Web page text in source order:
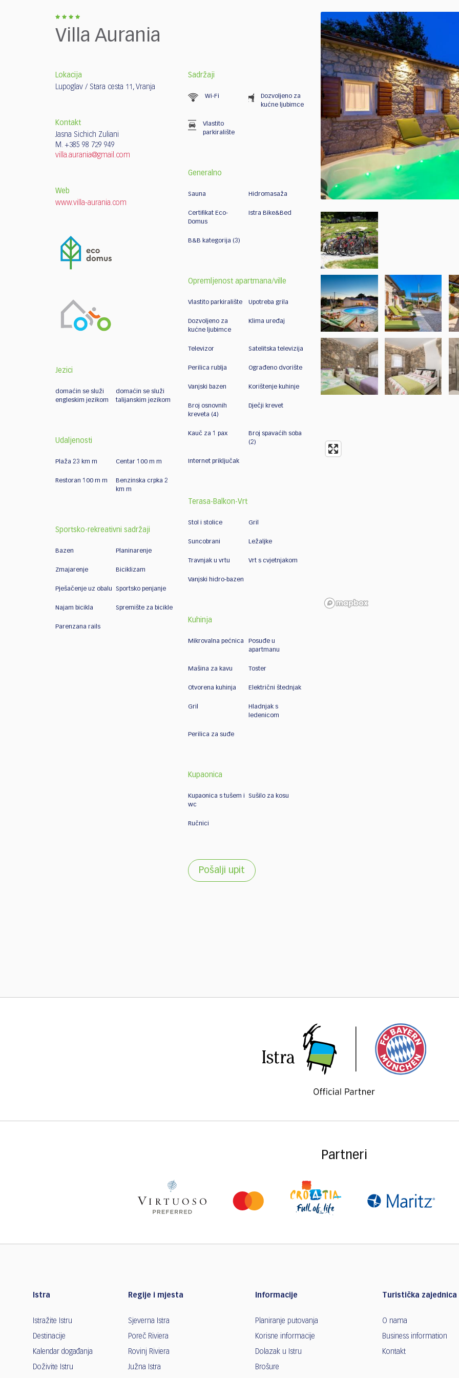
Villa Aurania
Lokacija
Lupoglav / Stara cesta 11, Vranja
Kontakt
Jasna Sichich Zuliani
M. +385 98 729 949
villa.aurania@gmail.com
Web
www.villa-aurania.com
Jezici
domaćin se služi
engleskim jezikom
domaćin se služi
talijanskim jezikom
Udaljenosti
Plaža 23 km m Centar 100 m m
Restoran 100 m m
Benzinska crpka 2
km m
Sportsko-rekreativni sadržaji
Bazen Planinarenje
Zmajarenje Biciklizam
Pješačenje uz obalu Sportsko penjanje
Najam bicikla Spremište za bicikle
Parenzana rails
Sadržaji
Wi-Fi
Dozvoljeno za
kućne ljubimce
Vlastito
parkiralište
Generalno
Sauna Hidromasaža
Certifikat Eco-
Domus
Istra Bike&Bed
B&B kategorija (3)
Opremljenost apartmana/ville
Vlastito parkiralište Upotreba grila
Dozvoljeno za
kućne ljubimce
Klima uređaj
Televizor Satelitska televizija
Perilica rublja Ograđeno dvorište
Vanjski bazen Korištenje kuhinje
Broj osnovnih
kreveta (4)
Dječji krevet
Kauč za 1 pax
Broj spavaćih soba
(2)
Internet priključak
Terasa-Balkon-Vrt
Stol i stolice Gril
Suncobrani Ležaljke
Travnjak u vrtu Vrt s cvjetnjakom
Vanjski hidro-bazen
Kuhinja
Mikrovalna pećnica
Posuđe u
apartmanu
Mašina za kavu Toster
Otvorena kuhinja Električni štednjak
Gril
Hladnjak s
ledenicom
Perilica za suđe
Kupaonica
Kupaonica s tušem i
wc
Sušilo za kosu
Ručnici
Pošalji upit
Partneri
Istra
Istražite Istru
Destinacije
Kalendar događanja
Doživite Istru
Regije i mjesta
Sjeverna Istra
Poreč Riviera
Rovinj Riviera
Južna Istra
Informacije
Planiranje putovanja
Korisne informacije
Dolazak u Istru
Brošure
Turistička
O nama
Business information
Kontakt